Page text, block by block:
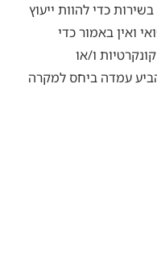
כדי להוות ייעוץ
ואין באמור כדי
ו/או
עמדה ביחס למקרה